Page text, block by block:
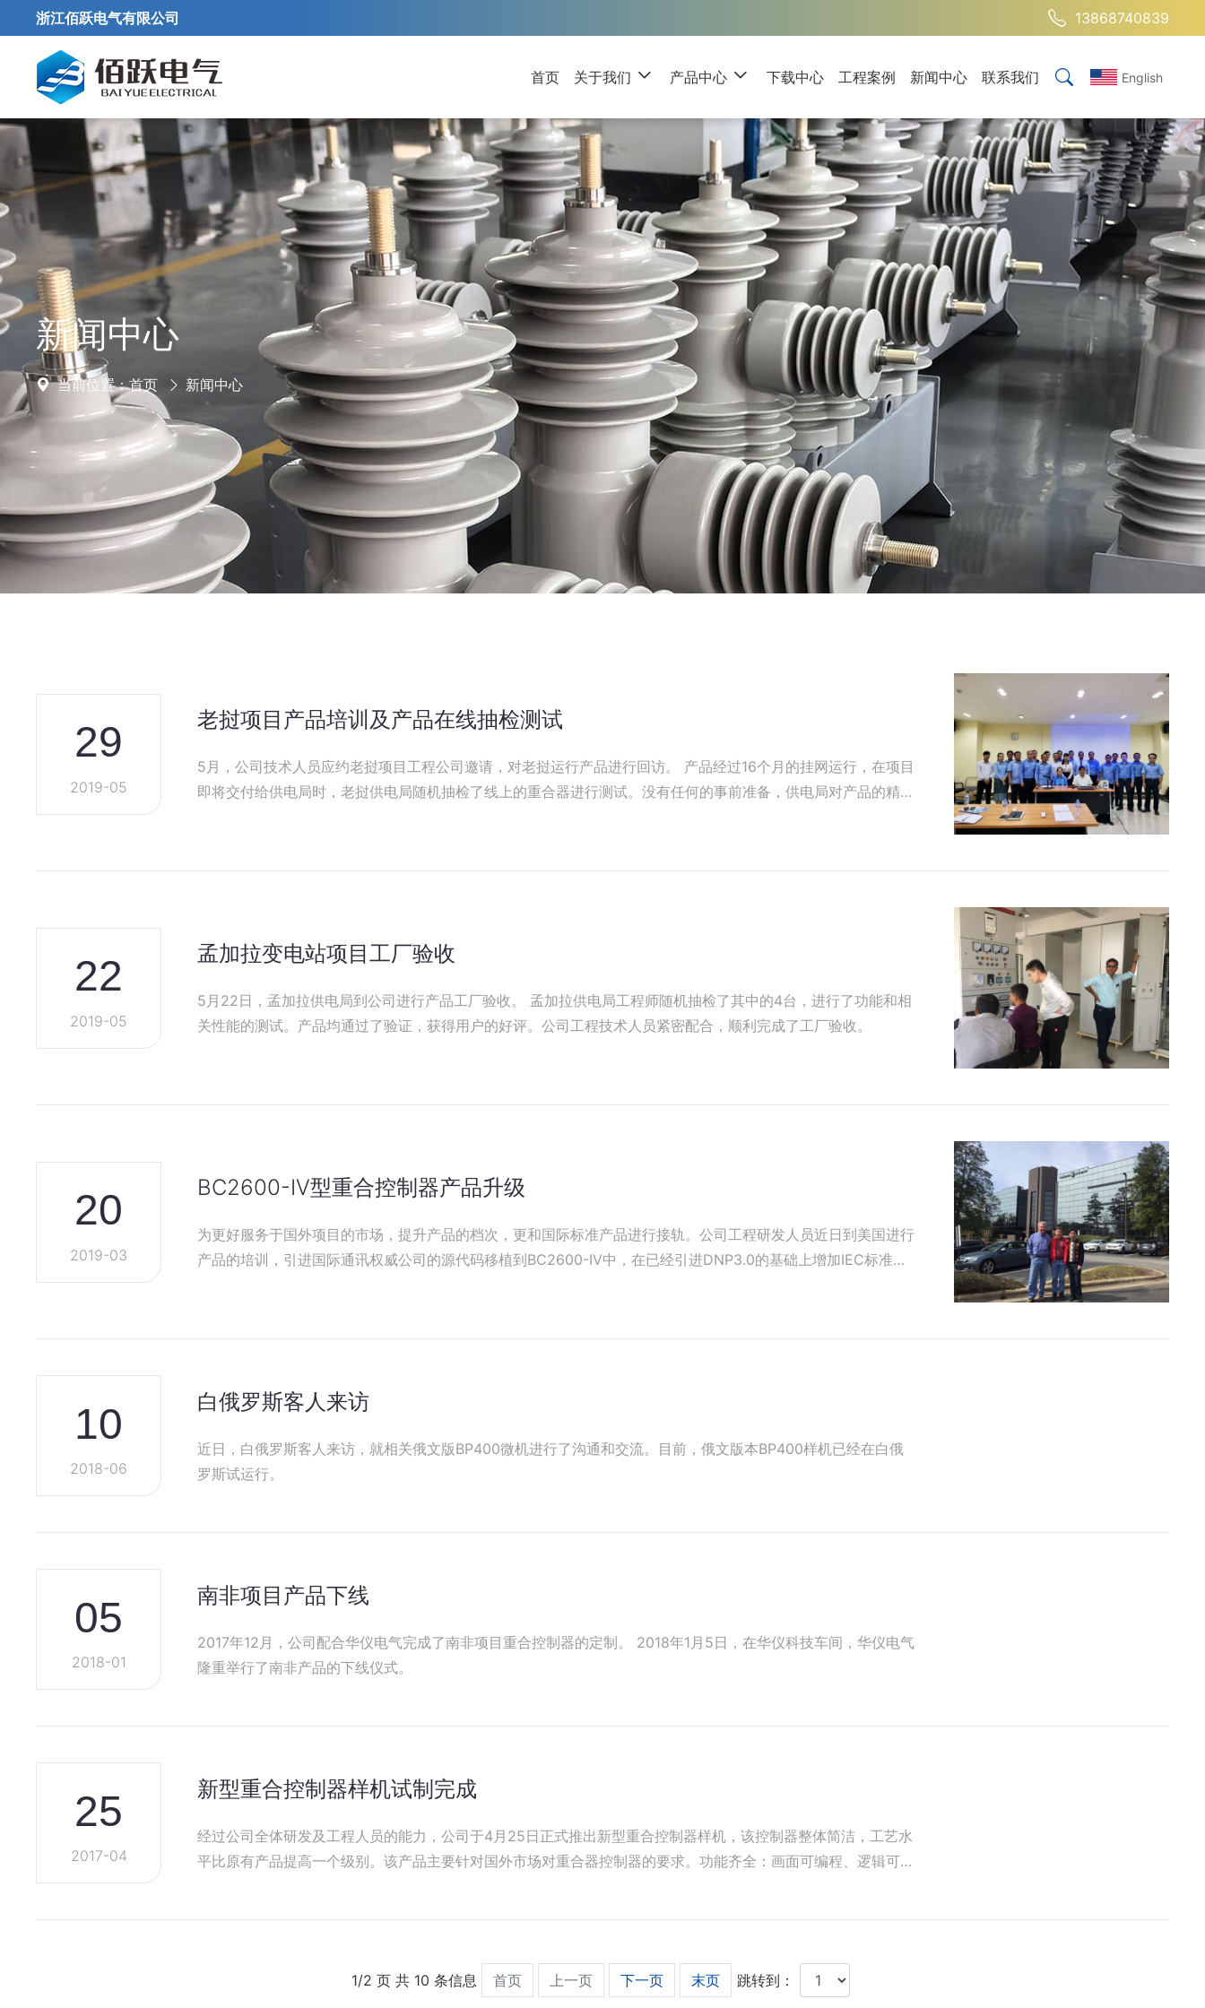
浙江佰跃电气有限公司 13868740839
首页 关于我们 产品中心 下载中心 工程案例 新闻中心 联系我们 English
新闻中心
当前位置：首页 新闻中心
29
2019-05
老挝项目产品培训及产品在线抽检测试
5月，公司技术人员应约老挝项目工程公司邀请，对老挝运行产品进行回访。 产品经过16个月的挂网运行，在项目
即将交付给供电局时，老挝供电局随机抽检了线上的重合器进行测试。没有任何的事前准备，供电局对产品的精…
22
2019-05
孟加拉变电站项目工厂验收
5月22日，孟加拉供电局到公司进行产品工厂验收。 孟加拉供电局工程师随机抽检了其中的4台，进行了功能和相
关性能的测试。产品均通过了验证，获得用户的好评。公司工程技术人员紧密配合，顺利完成了工厂验收。
20
2019-03
BC2600-IV型重合控制器产品升级
为更好服务于国外项目的市场，提升产品的档次，更和国际标准产品进行接轨。公司工程研发人员近日到美国进行
产品的培训，引进国际通讯权威公司的源代码移植到BC2600-IV中，在已经引进DNP3.0的基础上增加IEC标准的
10
2018-06
白俄罗斯客人来访
近日，白俄罗斯客人来访，就相关俄文版BP400微机进行了沟通和交流。目前，俄文版本BP400样机已经在白俄
罗斯试运行。
05
2018-01
南非项目产品下线
2017年12月，公司配合华仪电气完成了南非项目重合控制器的定制。 2018年1月5日，在华仪科技车间，华仪电气
隆重举行了南非产品的下线仪式。
25
2017-04
新型重合控制器样机试制完成
经过公司全体研发及工程人员的能力，公司于4月25日正式推出新型重合控制器样机，该控制器整体简洁，工艺水
平比原有产品提高一个级别。该产品主要针对国外市场对重合器控制器的要求。功能齐全：画面可编程、逻辑可编
1/2 页 共 10 条信息 首页 上一页 下一页 末页 跳转到：